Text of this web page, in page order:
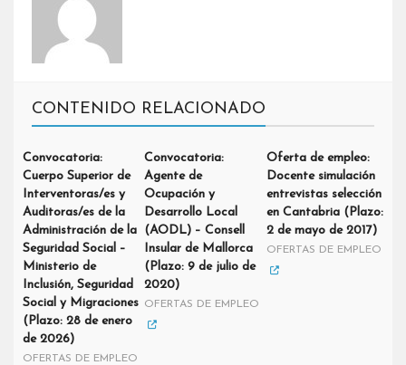
CONTENIDO RELACIONADO
Convocatoria:
Cuerpo Superior de
Interventoras/es y
Auditoras/es de la
Administración de la
Seguridad Social –
Ministerio de
Inclusión, Seguridad
Social y Migraciones
(Plazo: 28 de enero
de 2026)
OFERTAS DE EMPLEO
Convocatoria:
Agente de
Ocupación y
Desarrollo Local
(AODL) – Consell
Insular de Mallorca
(Plazo: 9 de julio de
2020)
OFERTAS DE EMPLEO
Oferta de empleo:
Docente simulación
entrevistas selección
en Cantabria (Plazo:
2 de mayo de 2017)
OFERTAS DE EMPLEO